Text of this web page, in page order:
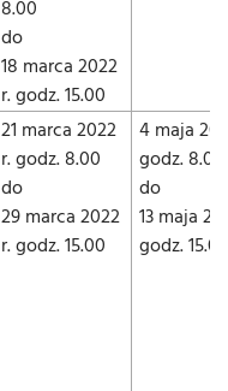
8.00
do
18 marca 2022
r. godz. 15.00
21 marca 2022
r. godz. 8.00
do
29 marca 2022
r. godz. 15.00
4 maja
godz. 8.00
do
13 maja
godz. 15.00